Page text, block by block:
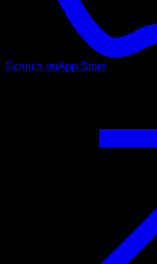
Scarica suApp Store